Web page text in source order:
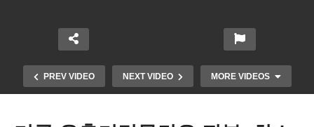
PREV VIDEO NEXT VIDEO MORE VIDEOS